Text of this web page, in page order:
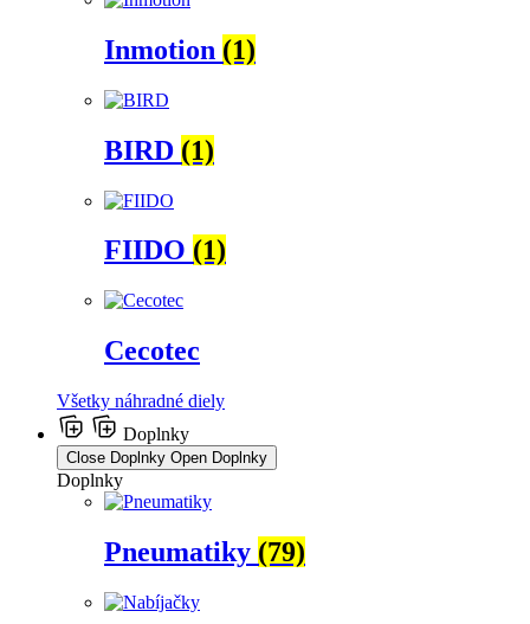
Inmotion (1)
BIRD (1)
FIIDO (1)
Cecotec
Všetky náhradné diely
Doplnky
Close Doplnky Open Doplnky
Doplnky
Pneumatiky (79)